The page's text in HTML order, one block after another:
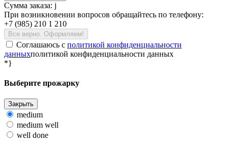
Сумма заказа: j
При возникновении вопросов обращайтесь по телефону:
+7 (985) 210 1 210
Все верно. Оформляем!
Соглашаюсь c политикой конфиденциальности
данныхполитикой конфиденциальности данных
*}
Выберите прожарку
Закрыть
medium
medium well
well done